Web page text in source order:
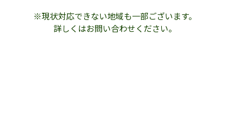
※現状対応できない地域も一部ございます。
詳しくはお問い合わせください。